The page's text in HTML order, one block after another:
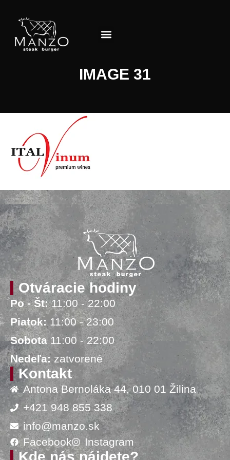
IMAGE 31
Otváracie hodiny
Po - Št:11:00 - 22:00
Piatok: 11:00 - 23:00
Sobota11:00 - 22:00
Nedeľa:zatvorené
Kontakt
Antona Bernoláka 44, 010 01 Žilina
+421 948 855 338
info@manzo.sk
Facebook
Instagram
Kde nás nájdete?